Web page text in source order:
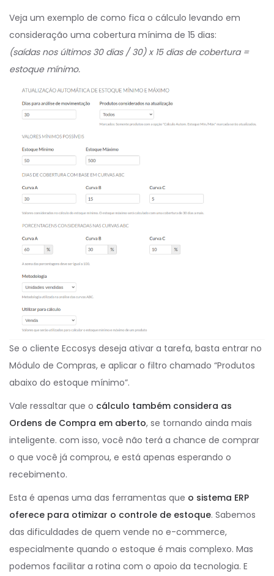
Veja um exemplo de como fica o cálculo levando em
consideração uma cobertura mínima de 15 dias:
(saídas nos últimos 30 dias / 30) x 15 dias de cobertura =
estoque mínimo.
Se o cliente Eccosys deseja ativar a tarefa, basta entrar no
Módulo de Compras, e aplicar o filtro chamado “Produtos
abaixo do estoque mínimo”.
Vale ressaltar que o cálculo também considera as
Ordens de Compra em aberto, se tornando ainda mais
inteligente. com isso, você não terá a chance de comprar
o que você já comprou, e está apenas esperando o
recebimento.
Esta é apenas uma das ferramentas que o sistema ERP
oferece para otimizar o controle de estoque. Sabemos
das dificuldades de quem vende no e-commerce,
especialmente quando o estoque é mais complexo. Mas
podemos facilitar a rotina com o apoio da tecnologia. E